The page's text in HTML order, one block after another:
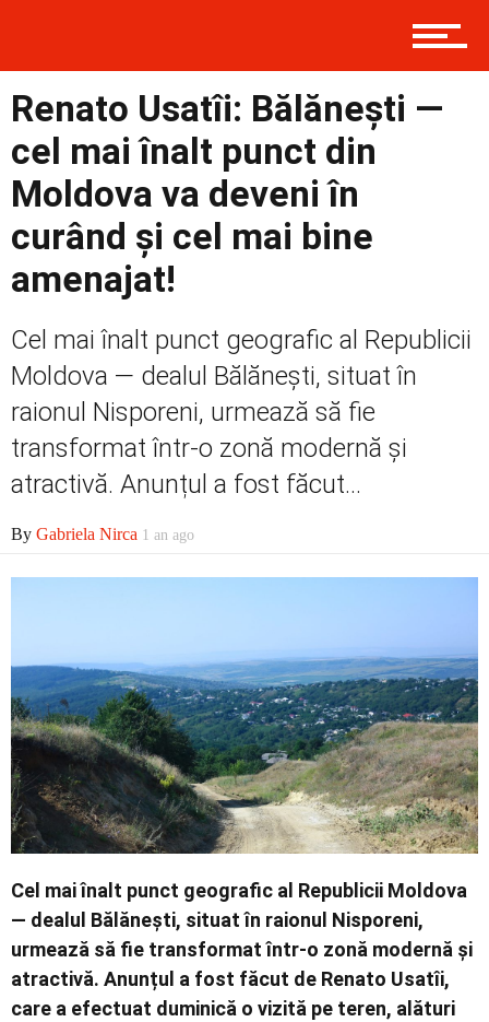
Politică
Externe
Social
Economic
Contact
Renato Usatîi: Bălănești —
cel mai înalt punct din
Moldova va deveni în
curând și cel mai bine
amenajat!
Cel mai înalt punct geografic al Republicii
Moldova — dealul Bălănești, situat în
raionul Nisporeni, urmează să fie
transformat într-o zonă modernă și
atractivă. Anunțul a fost făcut...
By Gabriela Nirca 1 an ago
Cel mai înalt punct geografic al Republicii Moldova
— dealul Bălănești, situat în raionul Nisporeni,
urmează să fie transformat într-o zonă modernă și
atractivă. Anunțul a fost făcut de Renato Usatîi,
care a efectuat duminică o vizită pe teren, alături